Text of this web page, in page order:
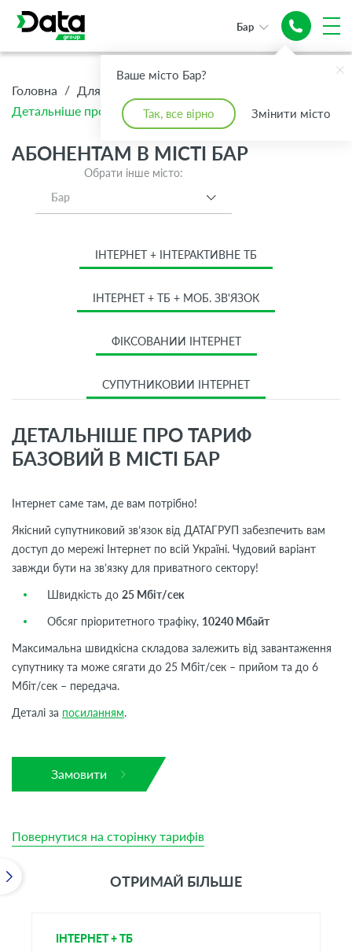
Ваше місто Бар?
Так, все вірно Змінити місто
Бар
Головна / Для Дому
Детальніше про тариф Базовий
АБОНЕНТАМ В МІСТІ БАР
Обрати інше місто:
Бар
ІНТЕРНЕТ + ІНТЕРАКТИВНЕ ТБ
ІНТЕРНЕТ + ТБ + МОБ. ЗВ'ЯЗОК
ФІКСОВАНИЙ ІНТЕРНЕТ
СУПУТНИКОВИЙ ІНТЕРНЕТ
ДЕТАЛЬНІШЕ ПРО ТАРИФ
БАЗОВИЙ В МІСТІ БАР
Інтернет саме там, де вам потрібно!
Якісний супутниковий зв’язок від ДАТАГРУП забезпечить вам
доступ до мережі Інтернет по всій Україні. Чудовий варіант
завжди бути на зв’язку для приватного сектору!
Швидкість до 25 Мбіт/сек
Обсяг пріоритетного трафіку, 10240 Мбайт
Максимальна швидкісна складова залежить від завантаження
супутнику та може сягати до 25 Мбіт/сек – прийом та до 6
Мбіт/сек – передача.
Деталі за посиланням.
Замовити
Повернутися на сторінку тарифів
ОТРИМАЙ БІЛЬШЕ
ІНТЕРНЕТ + ТБ